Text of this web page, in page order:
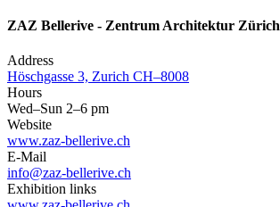
ZAZ Bellerive - Zentrum Architektur Zürich
Address
Höschgasse 3, Zurich CH–8008
Hours
Wed–Sun 2–6 pm
Website
www.zaz-bellerive.ch
E-Mail
info@zaz-bellerive.ch
Exhibition links